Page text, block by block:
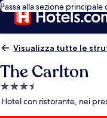
Passa alla sezione principale
Visualizza tutte le
The Carlton
Struttura
aHotel con ristorante, nei